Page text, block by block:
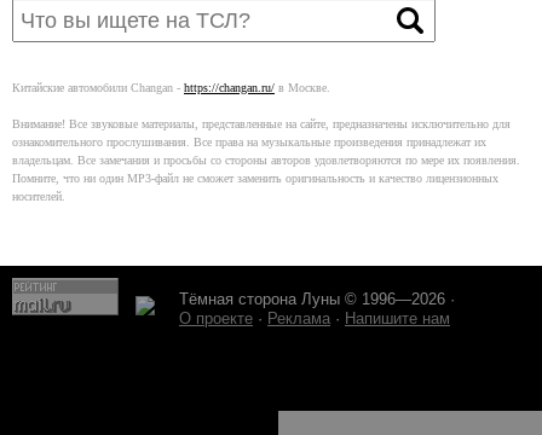
Китайские автомобили Changan - https://changan.ru/ в Москве.
Внимание! Все звуковые материалы, представленные на сайте, предназначены исключительно для
ознакомительного прослушивания. Все права на музыкальные произведения принадлежат их
владельцам. Все замечания и просьбы со стороны авторов удовлетворяются по мере их появления.
Помните, что ни один MP3-файл не сможет заменить оригинальность и качество лицензионных
носителей.
Тёмная сторона Луны © 1996—2026 ·
О проекте · Реклама · Напишите нам